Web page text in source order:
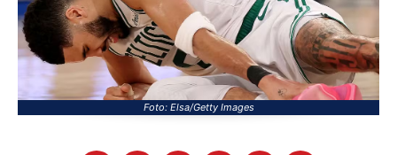
Foto: Elsa/Getty Images